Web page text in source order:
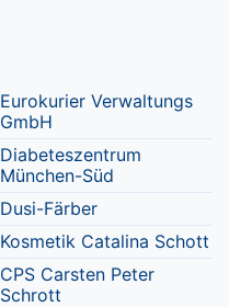
Eurokurier Verwaltungs
GmbH
Diabeteszentrum
München-Süd
Dusi-Färber
Kosmetik Catalina Schott
CPS Carsten Peter
Schrott